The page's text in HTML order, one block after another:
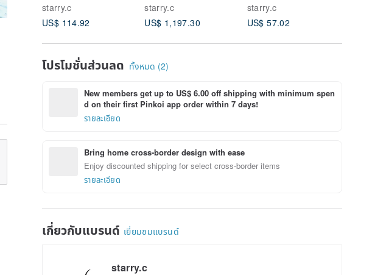
Stone Phoenix
Bronze beads
necklace
starry.c
US$ 114.92
starry.c
US$ 1,197.30
starry.c
US$ 57.02
โปรโมชั่นส่วนลด ทั้งหมด (2)
New members get up to US$ 6.00 off shipping with minimum spen
d on their first Pinkoi app order within 7 days!
รายละเอียด
Bring home cross-border design with ease
Enjoy discounted shipping for select cross-border items
รายละเอียด
เกี่ยวกับแบรนด์ เยี่ยมชมแบรนด์
starry.c